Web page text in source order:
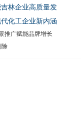
林企业高质量发
化工企业新内涵
推广赋能品牌增长
除